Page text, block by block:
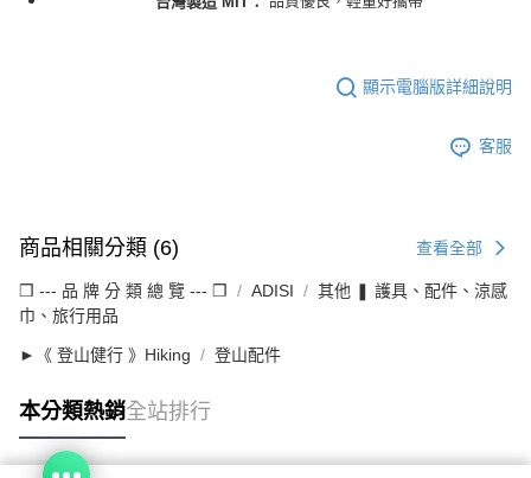
顯示電腦版詳細說明
客服
商品相關分類 (6) 查看全部
❒ --- 品 牌 分 類 總 覽 --- ❒ ADISI
其他 ❚ 護具、配件、涼感
巾、旅行用品
►《 登山健行 》Hiking 登山配件
本分類熱銷全站排行